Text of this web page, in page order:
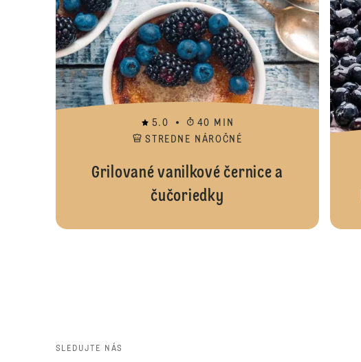
5.0
40 MIN
STREDNE NÁROČNÉ
Grilované vanilkové černice a
čučoriedky
SLEDUJTE NÁS